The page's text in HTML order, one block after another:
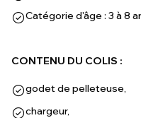
Catégorie d'âge : 3 à 8
CONTENU DU COLIS :
godet de pelleteuse,
chargeur,